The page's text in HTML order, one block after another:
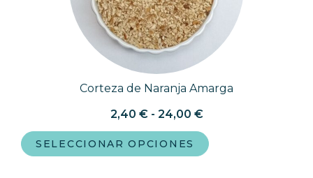
Corteza de Naranja Amarga
2,40 € - 24,00 €
SELECCIONAR OPCIONES